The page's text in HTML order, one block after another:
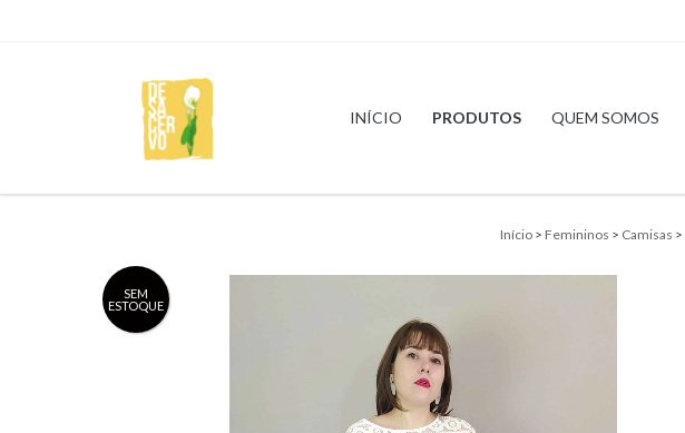
INÍCIO PRODUTOS QUEM SOMOS
Início > Femininos > Camisas >
SEM
ESTOQUE